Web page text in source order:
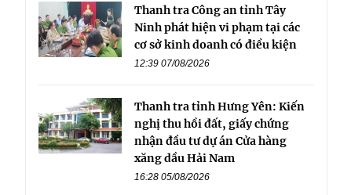
Thanh tra Công an tỉnh Tây
Ninh phát hiện vi phạm tại các
cơ sở kinh doanh có điều kiện
12:39 07/08/2026
Thanh tra tỉnh Hưng Yên: Kiến
nghị thu hồi đất, giấy chứng
nhận đầu tư dự án Cửa hàng
xăng dầu Hải Nam
16:28 05/08/2026